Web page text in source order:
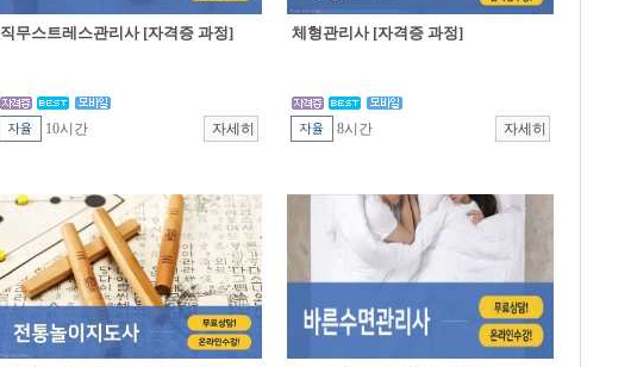
직무스트레스관리사 [자격증 과정]
10시간
체형관리사 [자격증 과정]
8시간